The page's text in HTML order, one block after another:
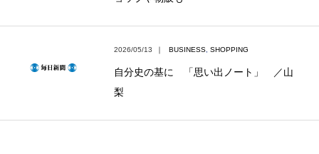
2026/05/13 ｜ BUSINESS SHOPPING
自分史の基に 「思い出ノート」 ／山
梨